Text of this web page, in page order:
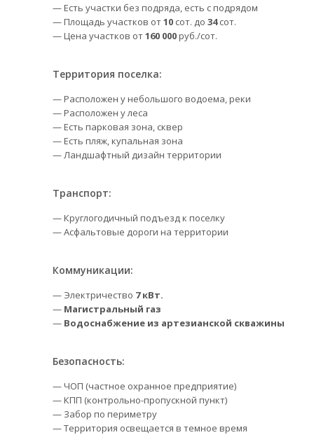
— Есть участки без подряда, есть с подрядом
— Площадь участков от10 сот. до 34сот.
— Цена участков от160 000руб./сот.
Территория поселка:
— Расположен у небольшого водоема, реки
— Расположен у леса
— Есть парковая зона, сквер
— Есть пляж, купальная зона
— Ландшафтный дизайн территории
Транспорт:
— Круглогодичный подъезд к поселку
— Асфальтовые дороги на территории
Коммуникации:
— Электричество 7 кВт.
— Магистральный газ
— Водоснабжение из артезианской скважины
Безопасность:
— ЧОП (частное охранное предприятие)
— КПП (контрольно-пропускной пункт)
— Забор по периметру
— Территория освещается в темное время